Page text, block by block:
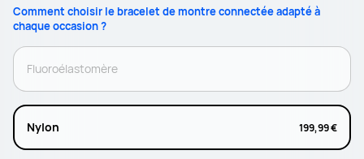
Comment choisir le bracelet de montre connectée adapté à
chaque occasion ?
Fluoroélastomère
Nylon 199,99 €